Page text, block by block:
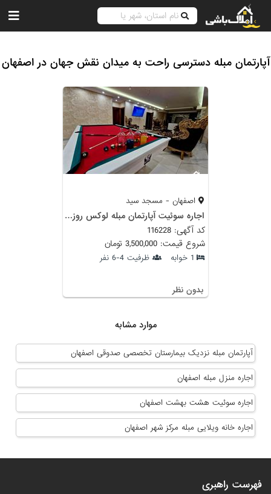
آپارتمان مبله دسترسی راحت به میدان نقش جهان در اصفهان
اصفهان - مسجد سید
اجاره سوئیت آپارتمان مبله لوکس روزانه بیلیارد جکوزی بیمارستان کاشانی
کد آگهی: 116228
شروع قیمت: 3,500,000 تومان
1 خوابه ظرفیت 4-6 نفر
بدون نظر
موارد مشابه
آپارتمان مبله نزدیک بیمارستان تخصصی صدوقی اصفهان
اجاره منزل مبله اصفهان
اجاره سوئیت هشت بهشت اصفهان
اجاره خانه ویلایی مبله مرکز شهر اصفهان
فهرست راهبری